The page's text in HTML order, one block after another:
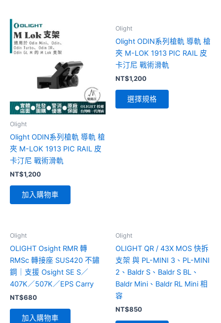
Olight
Olight ODIN系列槍軌 導軌 槍
夾 M-LOK 1913 PIC RAIL 皮
卡汀尼 戰術滑軌
NT$1,200
加入購物車
Olight
Olight ODIN系列槍軌 導軌 槍
夾 M-LOK 1913 PIC RAIL 皮
卡汀尼 戰術滑軌
NT$1,200
選擇規格
產
品
多
式。
Olight
OLIGHT Osight RMR 轉
RMSc 轉接座 SUS420 不鏽
鋼｜支援 Osight SE S／
407K／507K／EPS Carry
NT$680
加入購物車
Olight
OLIGHT QR / 43X MOS 快拆
支架 與 PL-MINI 3、PL-MINI
2、Baldr S、Baldr S BL、
Baldr Mini、Baldr RL Mini 相
容
NT$850